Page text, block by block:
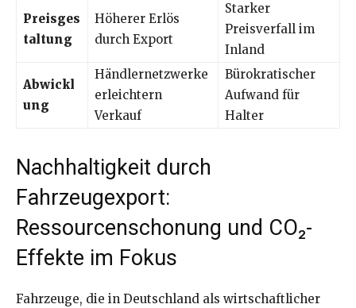
Preisges
taltung
Höherer Erlös
durch Export
Starker
Preisverfall im
Inland
Abwickl
ung
Händlernetzwerke
erleichtern
Verkauf
Bürokratischer
Aufwand für
Halter
Nachhaltigkeit durch
Fahrzeugexport:
Ressourcenschonung und CO₂-
Effekte im Fokus
Fahrzeuge, die in Deutschland als wirtschaftlicher